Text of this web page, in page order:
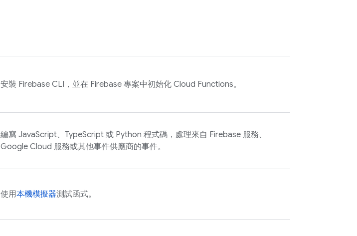
安裝 Firebase CLI，並在 Firebase 專案中初始化 Cloud Functions。
編寫 JavaScript、TypeScript 或 Python 程式碼，處理來自 Firebase 服務、
Google Cloud 服務或其他事件供應商的事件。
使用本機模擬器測試函式。